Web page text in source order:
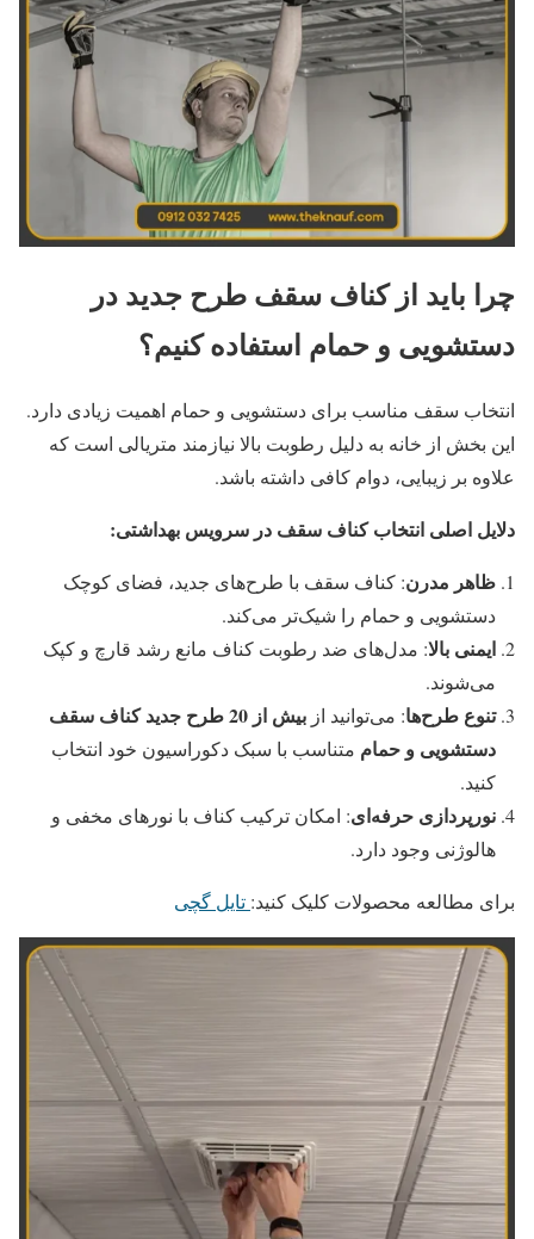
چرا باید از کناف سقف طرح جدید در
دستشویی و حمام استفاده کنیم؟
انتخاب سقف مناسب برای دستشویی و حمام اهمیت زیادی دارد.
این بخش از خانه به دلیل رطوبت بالا نیازمند متریالی است که
علاوه بر زیبایی، دوام کافی داشته باشد.
دلایل اصلی انتخاب کناف سقف در سرویس بهداشتی:
ظاهر مدرن: کناف سقف با طرح‌های جدید، فضای کوچک
دستشویی و حمام را شیک‌تر می‌کند.
ایمنی بالا: مدل‌های ضد رطوبت کناف مانع رشد قارچ و کپک
می‌شوند.
تنوع طرح‌ها: می‌توانید از
بیش از 20 طرح جدید کناف سقف
دستشویی و حمام متناسب با سبک دکوراسیون خود انتخاب
کنید.
نورپردازی حرفه‌ای: امکان ترکیب کناف با نورهای مخفی و
هالوژنی وجود دارد.
برای مطالعه محصولات کلیک کنید: تایل گچی